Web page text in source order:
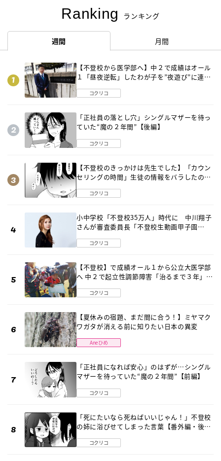
Ranking ランキング
週間 月間
【不登校から医学部へ】中２で成績はオール
１「昼夜逆転」したわが子を”夜遊び”に連れ
コクリコ
「正社員の落とし穴」シングルマザーを待っ
ていた“魔の２年間”【後編】
コクリコ
【不登校のきっかけは先生でした】「カウン
セリングの時間」生徒の情報をバラしたの
コクリコ
小中学校「不登校35万人」時代に 中川翔子
さんが審査委員長「不登校生動画甲子園
コクリコ
【不登校】で成績オール１から公立大医学部
へ 中２で起立性調節障害「治るまで３年」の
コクリコ
【夏休みの宿題、まだ間に合う！】ミヤマク
ワガタが消える前に知りたい日本の異変
Aneひめ
「正社員になれば安心」のはずが…シングル
マザーを待っていた“魔の２年間”【前編】
コクリコ
「死にたいなら死ねばいいじゃん！」不登校
の姉に浴びせてしまった言葉【番外編・後
コクリコ